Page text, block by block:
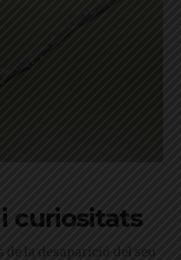
curiositats
la desaparició del seu